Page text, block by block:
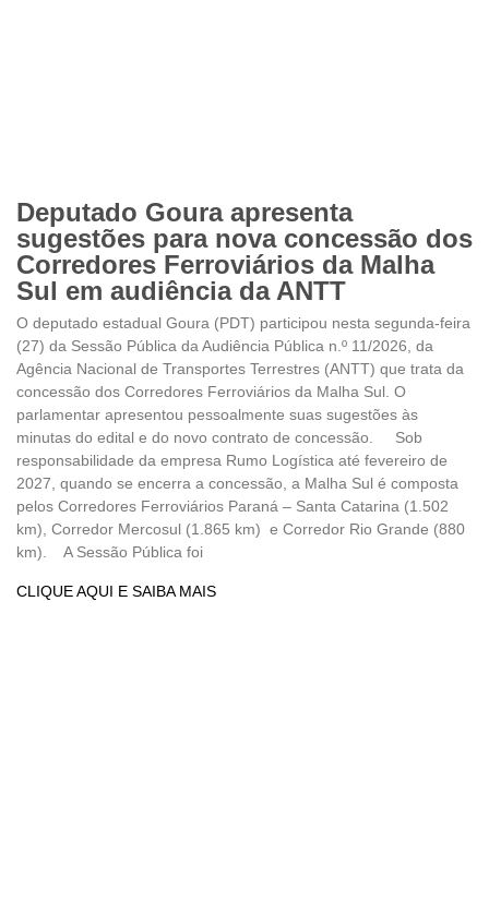
Deputado Goura apresenta
sugestões para nova concessão dos
Corredores Ferroviários da Malha
Sul em audiência da ANTT
O deputado estadual Goura (PDT) participou nesta segunda-feira
(27) da Sessão Pública da Audiência Pública n.º 11/2026, da
Agência Nacional de Transportes Terrestres (ANTT) que trata da
concessão dos Corredores Ferroviários da Malha Sul. O
parlamentar apresentou pessoalmente suas sugestões às
minutas do edital e do novo contrato de concessão. Sob
responsabilidade da empresa Rumo Logística até fevereiro de
2027, quando se encerra a concessão, a Malha Sul é composta
pelos Corredores Ferroviários Paraná – Santa Catarina (1.502
km), Corredor Mercosul (1.865 km) e Corredor Rio Grande (880
km). A Sessão Pública foi
CLIQUE AQUI E SAIBA MAIS